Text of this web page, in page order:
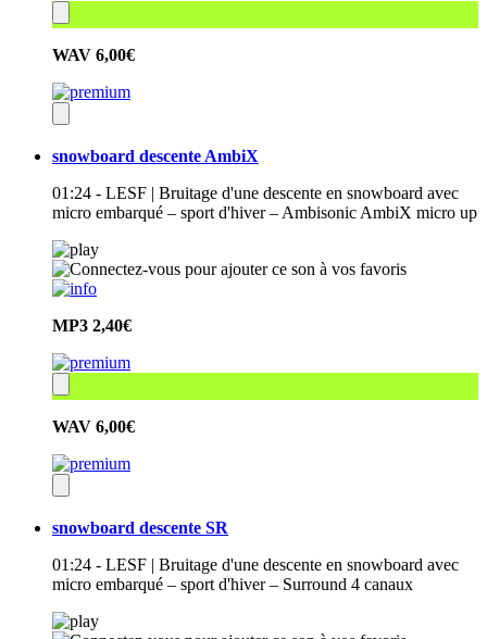
WAV 6,00€
snowboard descente AmbiX
01:24 - LESF | Bruitage d'une descente en snowboard avec
micro embarqué – sport d'hiver – Ambisonic AmbiX micro up
MP3 2,40€
WAV 6,00€
snowboard descente SR
01:24 - LESF | Bruitage d'une descente en snowboard avec
micro embarqué – sport d'hiver – Surround 4 canaux